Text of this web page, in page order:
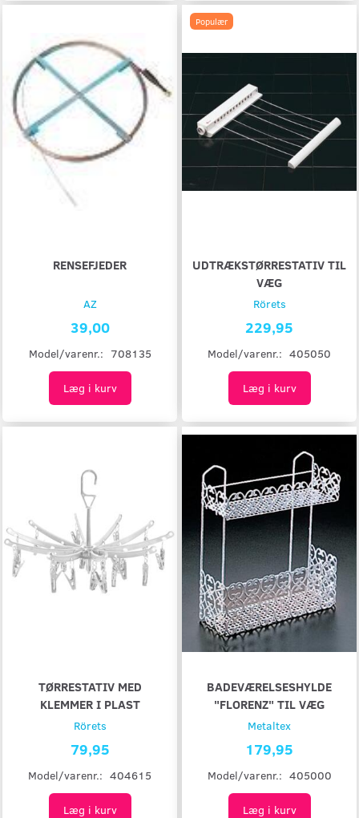
RENSEFJEDER
AZ
39,00
Model/varenr.: 708135
Læg i kurv
Populær
UDTRÆKSTØRRESTATIV TIL
VÆG
Rörets
229,95
Model/varenr.: 405050
Læg i kurv
TØRRESTATIV MED
KLEMMER I PLAST
Rörets
79,95
Model/varenr.: 404615
Læg i kurv
BADEVÆRELSESHYLDE
"FLORENZ" TIL VÆG
Metaltex
179,95
Model/varenr.: 405000
Læg i kurv